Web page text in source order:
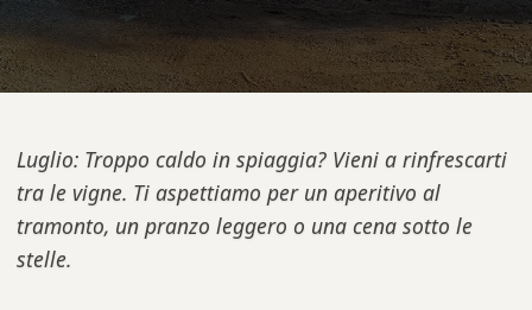
Luglio: Troppo caldo in spiaggia? Vieni a rinfrescarti
tra le vigne. Ti aspettiamo per un aperitivo al
tramonto, un pranzo leggero o una cena sotto le
stelle.